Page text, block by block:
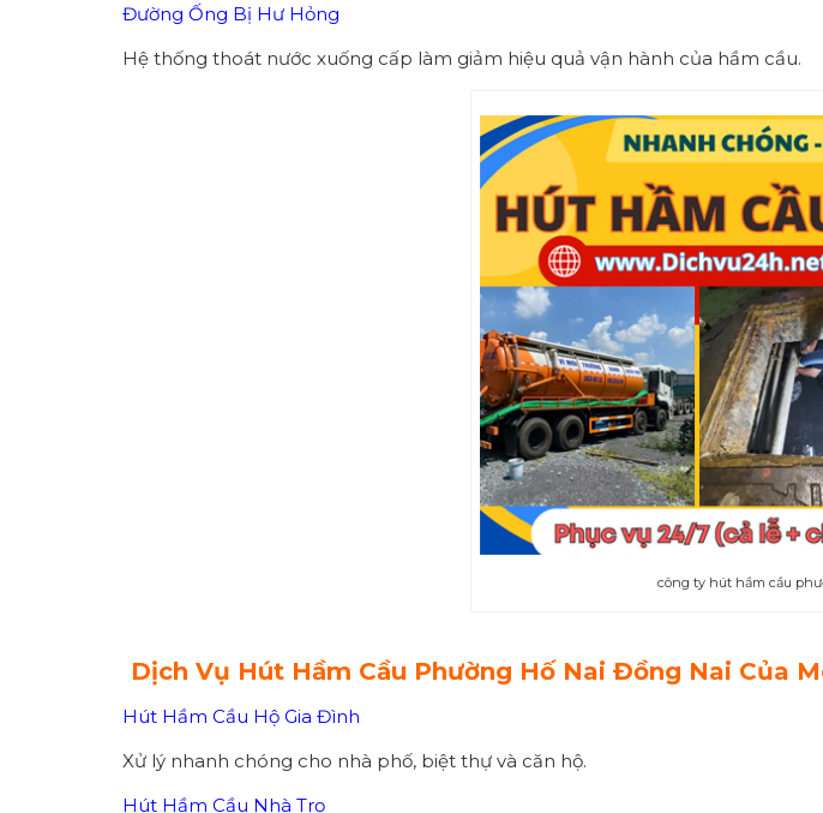
Đường Ống Bị Hư Hỏng
Hệ thống thoát nước xuống cấp làm giảm hiệu quả vận hành của hầm cầu.
công ty hút hầm cầu
Dịch Vụ Hút Hầm Cầu Phường Hố Nai Đồng Nai Của
Hút Hầm Cầu Hộ Gia Đình
Xử lý nhanh chóng cho nhà phố, biệt thự và căn hộ.
Hút Hầm Cầu Nhà Trọ